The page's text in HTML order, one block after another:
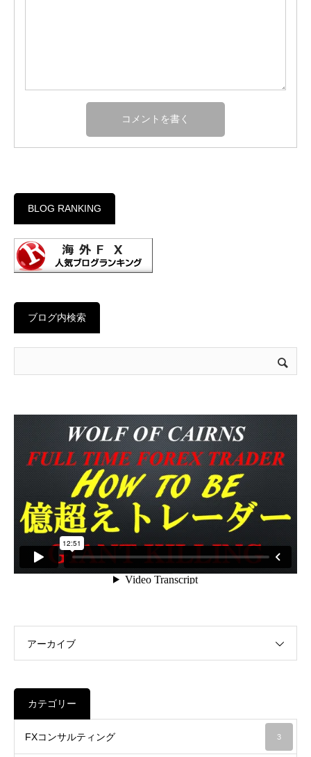
BLOG RANKING
ブログ内検索
アーカイブ
カテゴリー
FXコンサルティング 3